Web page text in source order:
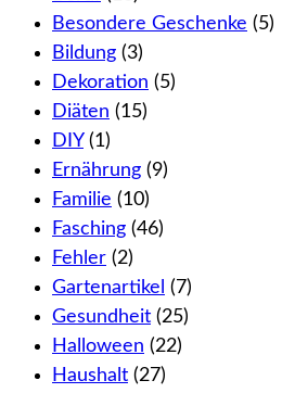
Besondere Geschenke (5)
Bildung (3)
Dekoration (5)
Diäten (15)
DIY(1)
Ernährung (9)
Familie (10)
Fasching (46)
Fehler (2)
Gartenartikel (7)
Gesundheit (25)
Halloween (22)
Haushalt (27)